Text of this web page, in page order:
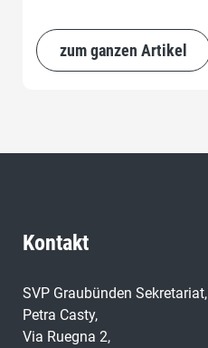
zum ganzen Artikel
Kontakt
SVP Graubünden Sekretariat,
Petra Casty,
Via Ruegna 2,